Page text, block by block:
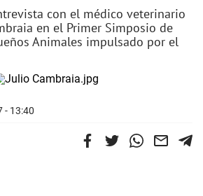
con el médico veterinario
en el Primer Simposio de
Animales impulsado por el
- 13:40